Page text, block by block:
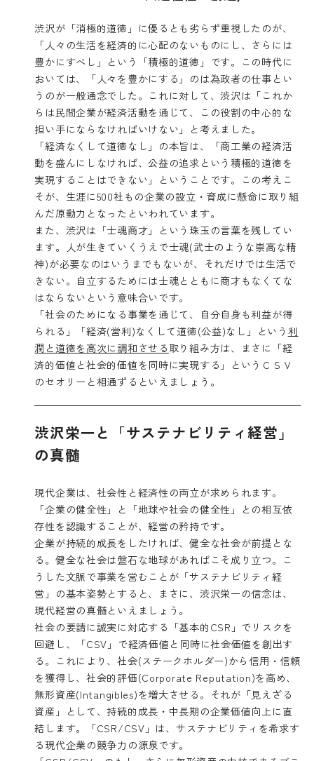
渋沢が「消極的道徳」に優るとも劣らず重視したのが、
「人々の生活を経済的に心配のないものにし、さらには
豊かにすべし」という「積極的道徳」です。この時代に
おいては、「人々を豊かにする」のは為政者の仕事とい
うのが一般通念でした。これに対して、渋沢は「これか
らは民間企業が経済活動を通じて、この役割の中心的な
担い手にならなければいけない」と考えました。
「経済なくして道徳なし」の本旨は、「商工業の経済活
動を盛んにしなければ、公益の追求という積極的道徳を
実現することはできない」ということです。この考えこ
そが、生涯に500社もの企業の設立・育成に懸命に取り組
んだ原動力となったといわれています。
また、渋沢は「士魂商才」という珠玉の言葉を残してい
ます。人が生きていくうえで士魂(武士のような崇高な精
神)が必要なのはいうまでもないが、それだけでは生活で
きない。自立するためには士魂とともに商才もなくてな
はならないという意味合いです。
「社会のためになる事業を通じて、自分自身も利益が得
られる」「経済(営利)なくして道徳(公益)なし」という 利
潤と道徳を高次に調和させる取り組み方は、まさに「経
済的価値と社会的価値を同時に実現する」というＣＳＶ
のセオリーと相通ずるといえましょう。
渋沢栄一と「サステナビリティ経営」
の真髄
現代企業は、社会性と経済性の両立が求められます。
「企業の健全性」と「地球や社会の健全性」との相互依
存性を認識することが、経営の矜持です。
企業が持続的成長をしたければ、健全な社会が前提とな
る。健全な社会は盤石な地球があればこそ成り立つ。こ
うした文脈で事業を営むことが「サステナビリティ経
営」の基本姿勢とすると、まさに、渋沢栄一の信念は、
現代経営の真髄といえましょう。
社会の要請に誠実に対応する「基本的CSR」でリスクを
回避し、「CSV」で経済価値と同時に社会価値を創出す
る。これにより、社会(ステークホルダー)から信用・信頼
を獲得し、社会的評価(Corporate Reputation)を高め、
無形資産(Intangibles)を増大させる。それが「見えざる
資産」として、持続的成長・中長期の企業価値向上に直
結します。「CSR/CSV」は、サステナビリティを希求す
る現代企業の競争力の源泉です。